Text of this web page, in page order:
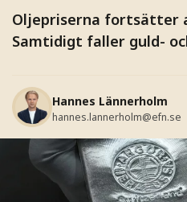
Oljepriserna fortsätter
Samtidigt faller guld-
Hannes Lännerholm
hannes.lannerholm@efn.se